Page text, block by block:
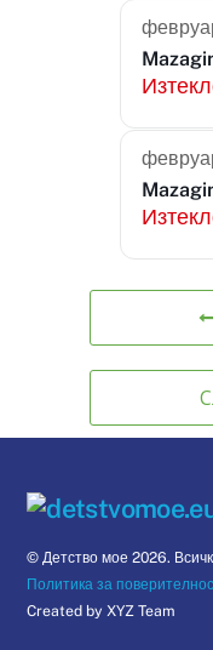
© Детство мое 2026.
Политика за
Created by XYZ Team